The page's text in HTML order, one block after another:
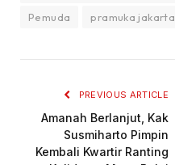
Pemuda
pramuka jakarta
PREVIOUS ARTICLE
Amanah Berlanjut, Kak
Susmiharto Pimpin
Kembali Kwartir Ranting